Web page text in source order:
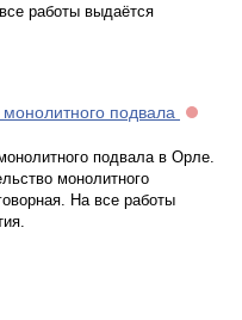
работы выдаётся
монолитного подвала
подвала в Орле.
монолитного
На все работы